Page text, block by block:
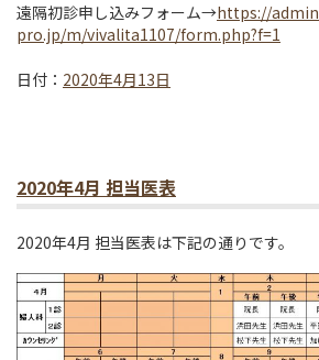
遠隔初診申し込みフォーム→https://
pro.jp/m/vivalita1107/form.php?f=1
日付： 2020年4月13日
2020年4月 担当医表
2020年4月 担当医表は下記の通りです。